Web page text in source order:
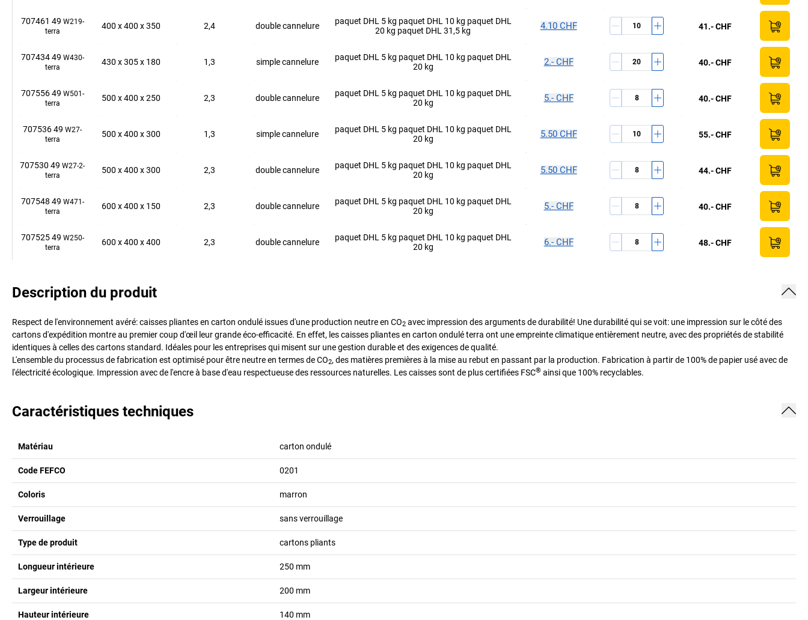
707461 49 W219-
terra
400 x400 x350 2,4 double cannelure
paquet DHL 5 kg paquet DHL 10 kg paquet DHL
20 kg paquet DHL 31,5 kg
4.10 CHF 41.- CHF
707434 49 W430-
terra
430 x305x 180 1,3 simple cannelure
paquet DHL 5 kg paquet DHL 10 kg paquet DHL
20 kg
2.- CHF 40.- CHF
707556 49 W501-
terra
500 x400 x250 2,3 double cannelure
paquet DHL 5 kg paquet DHL 10 kg paquet DHL
20 kg
5.- CHF 40.- CHF
707536 49 W27-
terra
500 x400 x300 1,3 simple cannelure
paquet DHL 5 kg paquet DHL 10 kg paquet DHL
20 kg
5.50 CHF 55.- CHF
707530 49 W27-2-
terra
500 x400 x300 2,3 double cannelure
paquet DHL 5 kg paquet DHL 10 kg paquet DHL
20 kg
5.50 CHF 44.- CHF
707548 49 W471-
terra
600 x400 x 150 2,3 double cannelure
paquet DHL 5 kg paquet DHL 10 kg paquet DHL
20 kg
5.- CHF 40.- CHF
707525 49 W250-
terra
600 x400 x400 2,3 double cannelure
paquet DHL 5 kg paquet DHL 10 kg paquet DHL
20 kg
6.- CHF 48.- CHF
Description du produit
Respect de l'environnement avéré: caisses pliantes en carton ondulé issues d'une production neutre en CO2 avec impression des arguments de durabilité! Une durabilité qui se voit: une impression sur le côté des
cartons d'expédition montre au premier coup d'œil leur grande éco-efficacité. En effet, les caisses pliantes en carton ondulé terra ont une empreinte climatique entièrement neutre, avec des propriétés de stabilité
identiques à celles des cartons standard. Idéales pour les entreprises qui misent sur une gestion durable et des exigences de qualité.
L'ensemble du processus de fabrication est optimisé pour être neutre en termes de CO2, des matières premières à la mise au rebut en passant par la production. Fabrication à partir de 100% de papier usé avec de
l'électricité écologique. Impression avec de l'encre à base d'eau respectueuse des ressources naturelles. Les caisses sont de plus certifiées FSC® ainsi que 100% recyclables.
Caractéristiques techniques
Matériau carton ondulé
Code FEFCO 0201
Coloris marron
Verrouillage sans verrouillage
Type de produit cartons pliants
Longueur intérieure 250 mm
Largeur intérieure 200 mm
Hauteur intérieure 140 mm